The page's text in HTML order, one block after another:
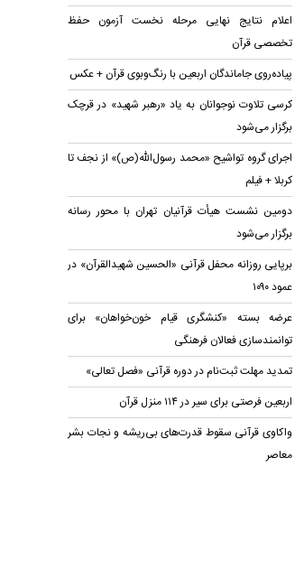
اعلام نتایج نهایی مرحله نخست آزمون حفظ
تخصصی قرآن
پیاده‌روی جاماندگان اربعین با رنگ‌وبوی قرآن + عکس
کرسی تلاوت نوجوانان به یاد «رهبر شهید» در قرچک
برگزار می‌شود
اجرای گروه تواشیح «محمد رسول‌الله(ص)» از نجف تا
کربلا + فیلم
دومین نشست هیأت قرآنیان تهران با محور رسانه
برگزار می‌شود
برپایی روزانه محفل قرآنی «الحسین شهیدالقرآن» در
عمود ۱۰۹۰
عرضه بسته «کنشگری قیام خون‌خواهان» برای
توانمندسازی فعالان فرهنگی
تمدید مهلت ثبت‌نام در دوره قرآنی «فصل تعالی»
اربعین فرصتی برای سیر در ۱۱۴ منزل قرآن
واکاوی قرآنی سقوط قدرت‌های بی‌ریشه و نجات بشر
معاصر